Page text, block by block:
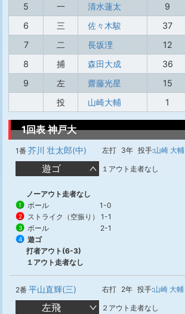
5
一 清水蓮太 9
6
三 佐々木駿 37
7
二 長坂浬 12
8
捕 森田大成 36
9
左 齋藤光星 15
投
山崎大輔 1
1回表 神戸大
1番 芥川 壮太郎(中) 左打 3年 投手:山崎 大輔
遊ゴ １アウト走者なし
ノーアウト走者なし
1 ボール 1-0
2 ストライク（空振り） 1-1
3 ボール 2-1
4
遊ゴ
打者アウト(6-3)
１アウト走者なし
2番 平山直輝(三) 右打 2年 投手:山崎 大輔
左飛 ２アウト走者なし